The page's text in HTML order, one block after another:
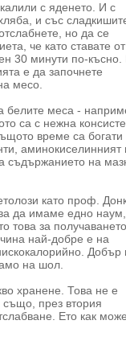
с яденето. И с
и със
но да се
че като ставате от
30 минути по-късно.
е да започнете
месо.
белите меса -
са с нежна
време са богати
аминокиселинният
съдържанието на
като проф.
да имаме едно наум,
това за
най-добре е на
Добър
на шол.
хранене. Това не е
също, през втория
Ето как